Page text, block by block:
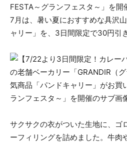
FESTA～グランフェスタ～」を開
7月は、暑い夏におすすめな具沢
ャリー」を、3日間限定で30円引
サクサクの衣がついた生地に、ゴ
ーフィリングを詰めました。牛肉